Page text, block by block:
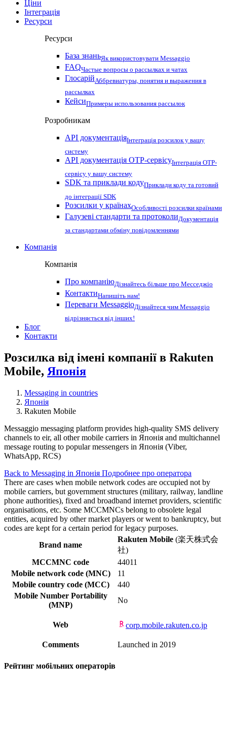
Ціни
Інтеграція
Ресурси
Ресурси
База знаньЯк використовувати Messaggio
FAQЧастые вопросы о рассылках и чатах
ГлосарійАббревиатуры, понятия и выражения в
рассылках
КейсиПримеры использования рассылок
Розробникам
API документаціяІнтеграція розсилок у вашу
систему
API документація OTP-сервісуІнтеграція OTP-
сервісу у вашу систему
SDK та приклади кодуПриклади коду та готовий
до інтеграції SDK
Розсилки у країнахОсобливості розсилки країнами
Галузеві стандарти та протоколиДокументація
за стандартами обміну повідомленнями
Компанія
Компанія
Про компаніюДізнайтесь більше про Месседжіо
КонтактиНапишіть нам!
Переваги MessaggioДізнайтеся чим Messaggio
відрізняється від інших!
Блог
Контакти
Розсилка від імені компанії в Rakuten
Mobile, Японія
Messaging in countries
Японія
Rakuten Mobile
Messaggio messaging platform provides high-quality SMS delivery
channels to eir, all other mobile carriers in Японія and multichannel
message routing to popular messengers in Японія (Viber,
WhatsApp, RCS)
Back to Messaging in Японія Подробнее про оператора
There are cases when mobile network codes are occupied not by
mobile carriers, but government structures (military, railway, landline
phone authorities), fixed and broadband internet providers, scientific
organisations, etc. Some MCCMNCs belong to obsolete legal
entities, acquired by other market players or went to bankruptcy, but
codes are kept for a certain period for legacy purposes.
Brand name
Rakuten Mobile (楽天株式会
社)
MCCMNC code
44011
Mobile network code (MNC)
11
Mobile country code (MCC)
440
Mobile Number Portability
(MNP)
No
Web corp.mobile.rakuten.co.jp
Comments Launched in 2019
Рейтинг мобільних операторів